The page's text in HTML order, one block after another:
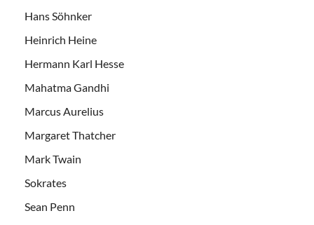
Hans Söhnker
Heinrich Heine
Hermann Karl Hesse
Mahatma Gandhi
Marcus Aurelius
Margaret Thatcher
Mark Twain
Sokrates
Sean Penn